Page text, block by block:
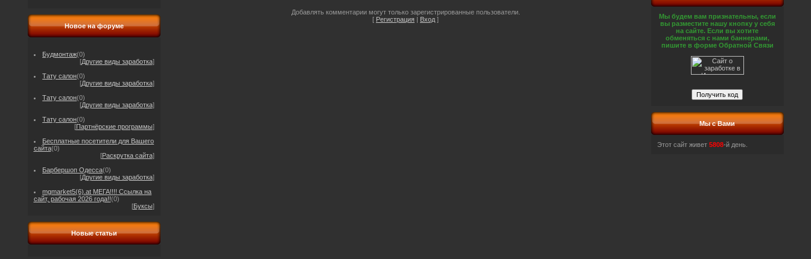
Новое на форуме
Будмонтаж(0)
[Другие виды заработка]
Тату салон(0)
[Другие виды заработка]
Тату салон(0)
[Другие виды заработка]
Тату салон(0)
[Партнёрские программы]
Бесплатные посетители для Вашего
сайта(0)
[Раскрутка сайта]
Барбершоп Одесса(0)
[Другие виды заработка]
mgmarket5(6).at МЕГА!!!! Ссылка на
сайт, рабочая 2026 года!!(0)
[Буксы]
Новые статьи
Добавлять комментарии могут только зарегистрированные пользователи.
[ Регистрация | Вход ]
Мы будем вам признательны, если
вы разместите нашу кнопку у себя
на сайте. Если вы хотите
обменяться с нами баннерами,
пишите в форме Обратной Связи
Мы с Вами
Этот сайт живет 5808-й день.